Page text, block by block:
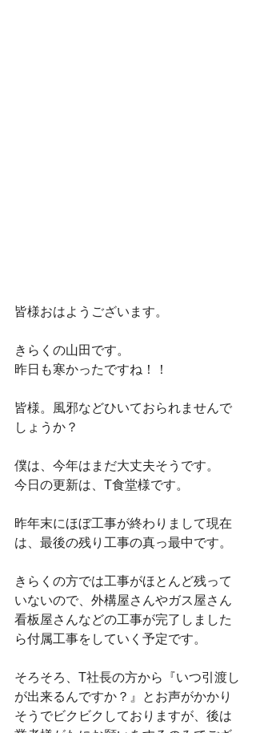
皆様おはようございます。
きらくの山田です。
昨日も寒かったですね！！
皆様。風邪などひいておられませんで
しょうか？
僕は、今年はまだ大丈夫そうです。
今日の更新は、T食堂様です。
昨年末にほぼ工事が終わりまして現在
は、最後の残り工事の真っ最中です。
きらくの方では工事がほとんど残って
いないので、外構屋さんやガス屋さん
看板屋さんなどの工事が完了しました
ら付属工事をしていく予定です。
そろそろ、T社長の方から『いつ引渡し
が出来るんですか？』とお声がかかり
そうでビクビクしておりますが、後は